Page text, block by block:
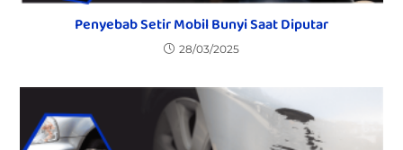
Penyebab Setir Mobil Bunyi Saat Diputar
28/03/2025